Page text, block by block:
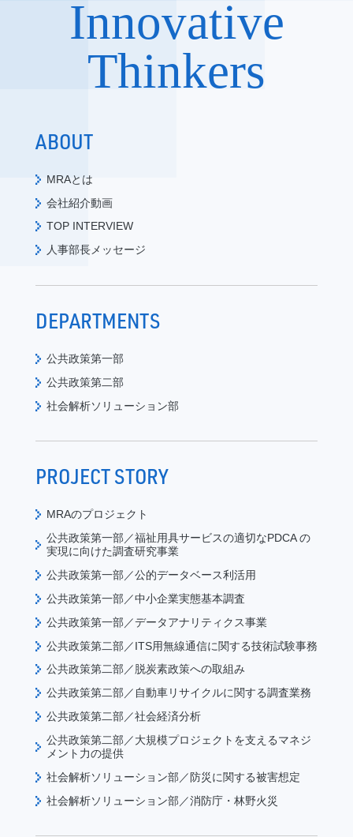
Innovative
Thinkers
ABOUT
MRAとは
会社紹介動画
TOP INTERVIEW
人事部長メッセージ
DEPARTMENTS
公共政策第一部
公共政策第二部
社会解析ソリューション部
PROJECT STORY
MRAのプロジェクト
公共政策第一部／福祉用具サービスの適切なPDCA の
実現に向けた調査研究事業
公共政策第一部／公的データベース利活用
公共政策第一部／中小企業実態基本調査
公共政策第一部／データアナリティクス事業
公共政策第二部／ITS用無線通信に関する技術試験事務
公共政策第二部／脱炭素政策への取組み
公共政策第二部／自動車リサイクルに関する調査業務
公共政策第二部／社会経済分析
公共政策第二部／大規模プロジェクトを支えるマネジ
メント力の提供
社会解析ソリューション部／防災に関する被害想定
社会解析ソリューション部／消防庁・林野火災